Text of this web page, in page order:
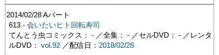
2014/02/28Aパート
613 - 会いたいヒト回転寿司
てんとう虫コミックス： - ／全集： - ／セルDVD： - ／レンタ
ルDVD： vol.92／配信日： 2018/02/28